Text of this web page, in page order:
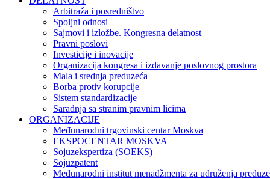
Arbitraža i posredništvo
Spoljni odnosi
Sajmovi i izložbe. Kongresna delatnost
Pravni poslovi
Investicije i inovacije
Organizacija kongresa i izdavanje poslovnog prostora
Mala i srednja preduzeća
Borba protiv korupcije
Sistem standardizacije
Saradnja sa stranim pravnim licima
ORGANIZACIJE
Međunarodni trgovinski centar Moskva
EKSPOCENTAR MOSKVA
Sojuzekspertiza (SOEKS)
Sojuzpatent
Međunarodni institut menadžmenta za udruženja